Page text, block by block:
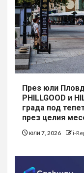
През юли
PHILLGOOD и
града под
през целия
юли 7, 2026 i-